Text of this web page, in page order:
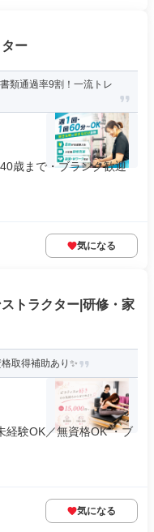
ー
類通過率9割！一流トレ
歳まで・ブランク歓迎
気になる
トラクター|研修・家
取得補助あり✨
経験OK／無資格OK ・ブ
気になる